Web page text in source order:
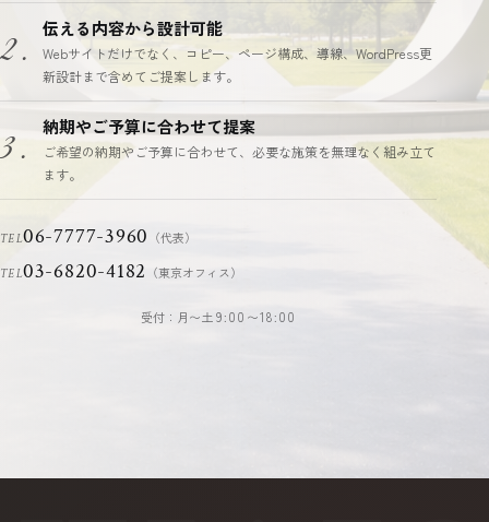
2.
伝える内容から設計可能
Webサイトだけでなく、コピー、ページ構成、導線、WordPress更
新設計まで含めてご提案します。
3.
納期やご予算に合わせて提案
ご希望の納期やご予算に合わせて、必要な施策を無理なく組み立て
ます。
TEL06-7777-3960 （代表）
TEL03-6820-4182 （東京オフィス）
受付：月〜土9:00〜18:00